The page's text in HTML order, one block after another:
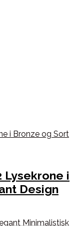
Lysekrone i
Design